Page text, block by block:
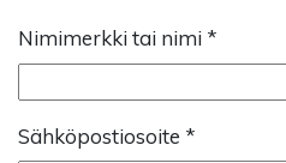
Nimimerkki tai nimi *
Sähköpostiosoite *